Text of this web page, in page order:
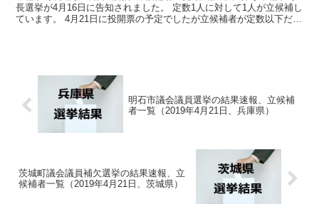
長選挙が4月16日に告知されました。 定数1人に対して1人が立候補し
ています。 4月21日に投開票の予定でしたが立候補者が定数以下だっ
明石市議会議員選挙の結果速報、立候補
者一覧（2019年4月21日、兵庫県）
茨城町議会議員補欠選挙の結果速報、立
候補者一覧（2019年4月21日、茨城県）